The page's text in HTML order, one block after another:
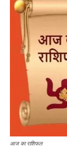
आज का राशिफल